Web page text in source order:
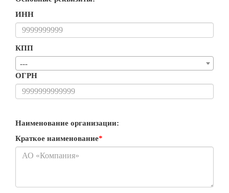
ИНН
КПП
---
ОГРН
Наименование организации:
Краткое наименование*